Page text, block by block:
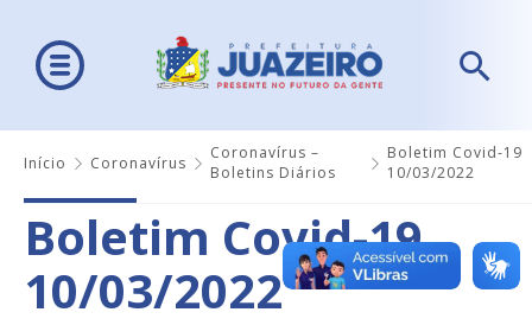
Início Coronavírus
Coronavírus –
Boletins Diários
Boletim Covid-19
10/03/2022
Boletim Covid-19
10/03/2022